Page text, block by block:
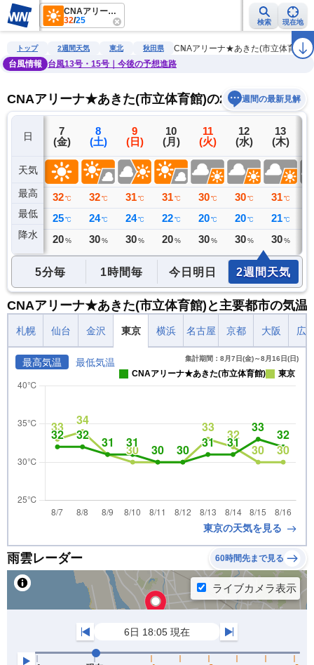
CNAアリーナ★あきた(市立体育館)
32/25 検索 現在地
雨雲レーダー 台風情報 地震情報 警報・注意報 2週間天気 ラ
トップ 2週間天気 東北 秋田県
CNAアリーナ★あきた(市立体育館)
台風情報
台風13号・15号｜今後の予想進路
CNAアリーナ★あきた(市立体育館)の2週間天気予報
週間の最新見解
日
天気
最高
最低
降水
6
(木)
33 ℃
22 ℃
0 ミリ
7
(金)
32 ℃
25 ℃
20 %
8
(土)
32 ℃
24 ℃
30 %
9
(日)
31 ℃
24 ℃
30 %
10
(月)
31 ℃
22 ℃
20 %
11
(火)
30 ℃
20 ℃
30 %
12
(水)
30 ℃
20 ℃
30 %
13
(木)
31 ℃
21 ℃
30 %
5分毎 1時間毎 今日明日 2週間天気
CNAアリーナ★あきた(市立体育館)と主要都市の気温
札幌 仙台 金沢 東京 横浜 名古屋 京都 大阪 広
最高気温 最低気温 集計期間：8月7日(金)～8月16日(日)
CNAアリーナ★あきた(市立体育館) 東京
東京の天気を見る
雨雲レーダー 60時間先まで見る